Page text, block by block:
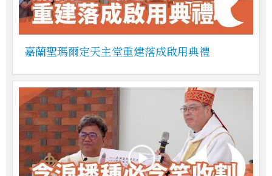
嘉蘭聖瑪爾定天主堂重建落成啟用典禮